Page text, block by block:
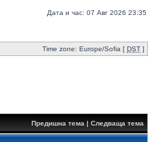
Дата и час: 07 Авг 2026 23:35
Time zone: Europe/Sofia [ DST ]
Предишна тема | Следваща тема